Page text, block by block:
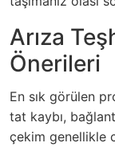
Arıza
Önerileri
En sık görülen
tat kaybı,
çekim genellikle